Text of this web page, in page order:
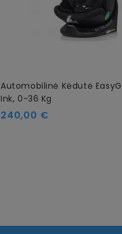
Automobilinė Kėdutė
Ink, 0-36 Kg
Kaina
240,00 €